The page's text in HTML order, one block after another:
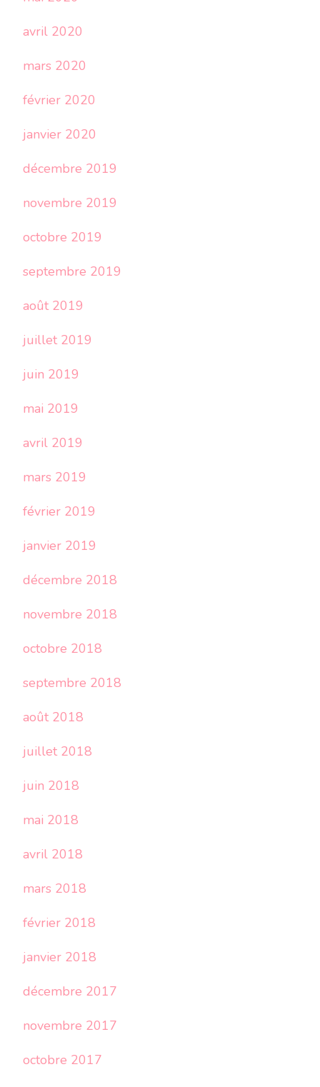
avril 2020
mars 2020
février 2020
janvier 2020
décembre 2019
novembre 2019
octobre 2019
septembre 2019
août 2019
juillet 2019
juin 2019
mai 2019
avril 2019
mars 2019
février 2019
janvier 2019
décembre 2018
novembre 2018
octobre 2018
septembre 2018
août 2018
juillet 2018
juin 2018
mai 2018
avril 2018
mars 2018
février 2018
janvier 2018
décembre 2017
novembre 2017
octobre 2017